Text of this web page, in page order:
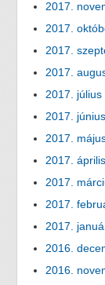
2017.
2017.
2017.
2017.
2017. július
2017. június
2017.
2017. április
2017.
2017.
2017.
2016.
2016.